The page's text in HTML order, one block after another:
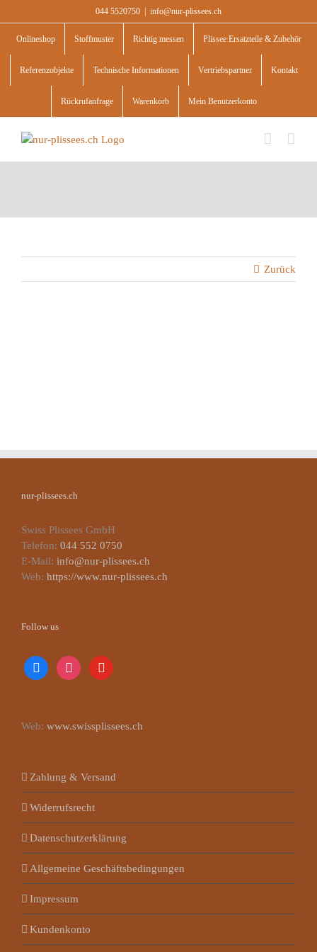
to
content
044 5520750 info@nur-plissees.ch
Onlineshop Stoffmuster Richtig messen Plissee Ersatzteile & Zubehör
Referenzobjekte Technische Informationen Vertriebspartner Kontakt
Rückrufanfrage Warenkorb Mein Benutzerkonto
Zurück
nur-plissees.ch
Swiss Plissees GmbH
Telefon: 044 552 0750
E-Mail: info@nur-plissees.ch
Web: https://www.nur-plissees.ch
Follow us
facebookinstagramyoutube
Web: www.swissplissees.ch
Zahlung & Versand
Widerrufsrecht
Datenschutzerklärung
Allgemeine Geschäftsbedingungen
Impressum
Kundenkonto